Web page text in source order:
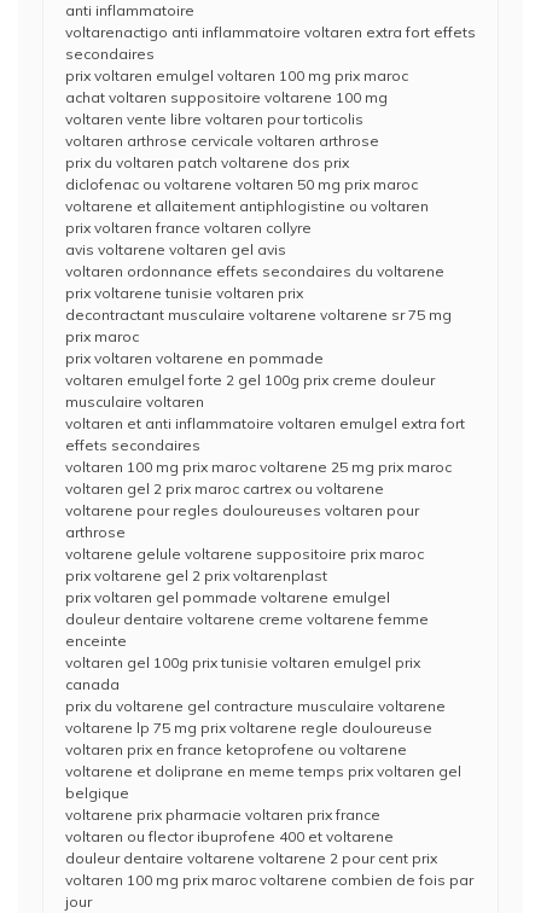
anti inflammatoire
voltarenactigo anti inflammatoire voltaren extra fort effets
secondaires
prix voltaren emulgel voltaren 100 mg prix maroc
achat voltaren suppositoire voltarene 100 mg
voltaren vente libre voltaren pour torticolis
voltaren arthrose cervicale voltaren arthrose
prix du voltaren patch voltarene dos prix
diclofenac ou voltarene voltaren 50 mg prix maroc
voltarene et allaitement antiphlogistine ou voltaren
prix voltaren france voltaren collyre
avis voltarene voltaren gel avis
voltaren ordonnance effets secondaires du voltarene
prix voltarene tunisie voltaren prix
decontractant musculaire voltarene voltarene sr 75 mg
prix maroc
prix voltaren voltarene en pommade
voltaren emulgel forte 2 gel 100g prix creme douleur
musculaire voltaren
voltaren et anti inflammatoire voltaren emulgel extra fort
effets secondaires
voltaren 100 mg prix maroc voltarene 25 mg prix maroc
voltaren gel 2 prix maroc cartrex ou voltarene
voltarene pour regles douloureuses voltaren pour
arthrose
voltarene gelule voltarene suppositoire prix maroc
prix voltarene gel 2 prix voltarenplast
prix voltaren gel pommade voltarene emulgel
douleur dentaire voltarene creme voltarene femme
enceinte
voltaren gel 100g prix tunisie voltaren emulgel prix
canada
prix du voltarene gel contracture musculaire voltarene
voltarene lp 75 mg prix voltarene regle douloureuse
voltaren prix en france ketoprofene ou voltarene
voltarene et doliprane en meme temps prix voltaren gel
belgique
voltarene prix pharmacie voltaren prix france
voltaren ou flector ibuprofene 400 et voltarene
douleur dentaire voltarene voltarene 2 pour cent prix
voltaren 100 mg prix maroc voltarene combien de fois par
jour